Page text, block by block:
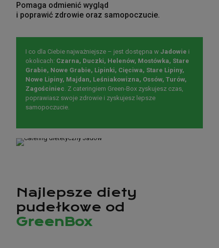
Pomaga odmienić wygląd
i poprawić zdrowie oraz samopoczucie.
I co dla Ciebie najważniejsze – jest dostępna wJadowie i
okolicach: Czarna, Duczki, Helenów, Mostówka, Stare
Grabie, Nowe Grabie, Lipinki, Cięciwa, Stare Lipiny,
Nowe Lipiny, Majdan, Leśniakowizna, Ossów, Turów,
Zagościniec . Z cateringiem Green-Box zyskujesz czas,
poprawiasz swoje zdrowie i zyskujesz lepsze
samopoczucie.
Najlepsze diety
pudełkowe od
GreenBox